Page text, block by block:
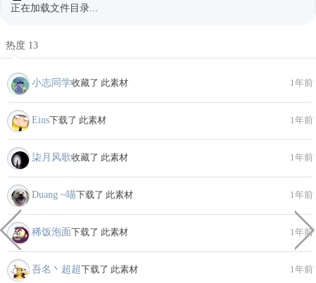
正在加载文件目录...
热度 13
小志同学收藏了 此素材 1年前
Eins下载了 此素材 1年前
柒月风歌收藏了 此素材 1年前
Duang ~喵下载了 此素材 1年前
稀饭泡面下载了 此素材 1年前
吾名丶超超下载了 此素材 1年前